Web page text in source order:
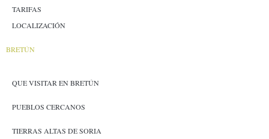
TARIFAS
LOCALIZACIÓN
BRETÚN
QUE VISITAR EN BRETÚN
PUEBLOS CERCANOS
TIERRAS ALTAS DE SORIA